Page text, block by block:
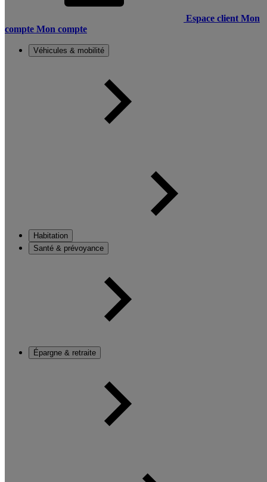
Espace client Mon
compte Mon compte
Véhicules & mobilité
Habitation
Santé & prévoyance
Épargne & retraite